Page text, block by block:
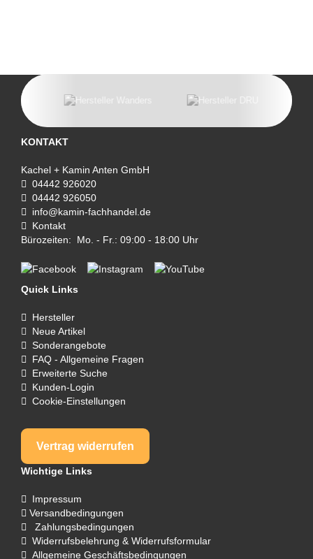
KONTAKT
Kachel + Kamin Anten GmbH
04442 926020
04442 926050
info@kamin-fachhandel.de
Kontakt
Bürozeiten: Mo. - Fr.: 09:00 - 18:00 Uhr
Quick Links
Hersteller
Neue Artikel
Sonderangebote
FAQ - Allgemeine Fragen
Erweiterte Suche
Kunden-Login
Cookie-Einstellungen
Vertrag widerrufen
Wichtige Links
Impressum
Versandbedingungen
Zahlungsbedingungen
Widerrufsbelehrung & Widerrufsformular
Allgemeine Geschäftsbedingungen